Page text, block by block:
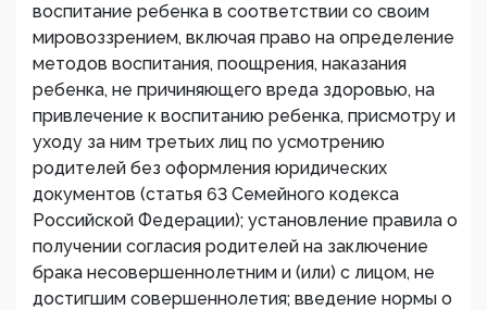
воспитание ребенка в соответствии со своим
мировоззрением, включая право на определение
методов воспитания, поощрения, наказания
ребенка, не причиняющего вреда здоровью, на
привлечение к воспитанию ребенка, присмотру и
уходу за ним третьих лиц по усмотрению
родителей без оформления юридических
документов (статья 63 Семейного кодекса
Российской Федерации); установление правила о
получении согласия родителей на заключение
брака несовершеннолетним и (или) с лицом, не
достигшим совершеннолетия; введение нормы о